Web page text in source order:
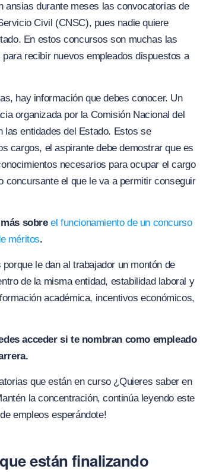
ansias durante meses las convocatorias de
Civil (CNSC), pues nadie quiere
En estos concursos son muchas las
recibir nuevos empleados dispuestos a
hay información que debes conocer. Un
organizada por la Comisión Nacional del
entidades del Estado. Estos se
cargos, el aspirante debe demostrar que es
necesarios para ocupar el cargo
concursante el que le va a permitir conseguir
más sobreel funcionamiento de un concurso
méritos.
le dan al trabajador un montón de
de la misma entidad, estabilidad laboral y
académica, incentivos económicos,
acceder si te nombran como empleado
que están en curso ¿Quieres saber en
la concentración, continúa leyendo este
empleos esperándote!
están finalizando